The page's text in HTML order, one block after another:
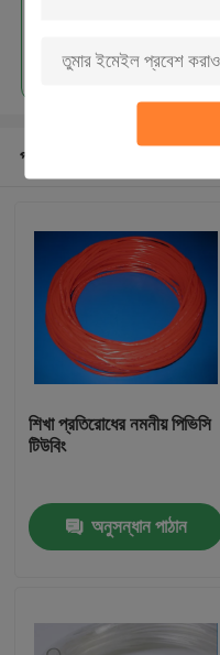
প্রস্তাবিত পণ্য
শিখা প্রতিরোধের নমনীয় পিভিসি
টিউবিং
অনুসন্ধান পাঠান